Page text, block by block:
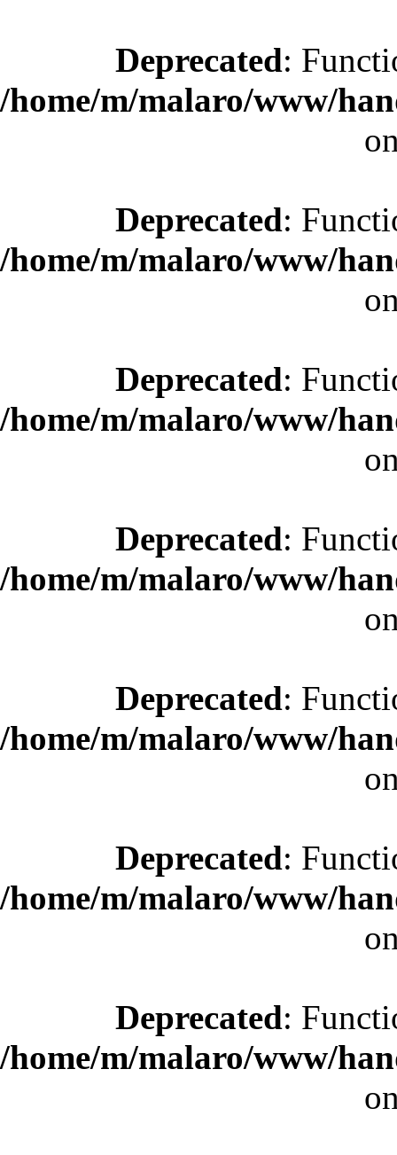
Deprecated:
/home/m/malaro/www/
Deprecated:
/home/m/malaro/www/
Deprecated:
/home/m/malaro/www/
Deprecated:
/home/m/malaro/www/
Deprecated:
/home/m/malaro/www/
Deprecated:
/home/m/malaro/www/
Deprecated:
/home/m/malaro/www/